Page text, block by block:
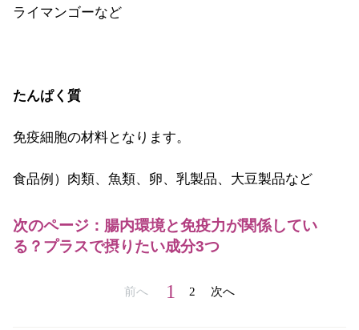
ライマンゴーなど
たんぱく質
免疫細胞の材料となります。
食品例）肉類、魚類、卵、乳製品、大豆製品など
次のページ：腸内環境と免疫力が関係してい
る？プラスで摂りたい成分3つ
前へ 1 2 次へ